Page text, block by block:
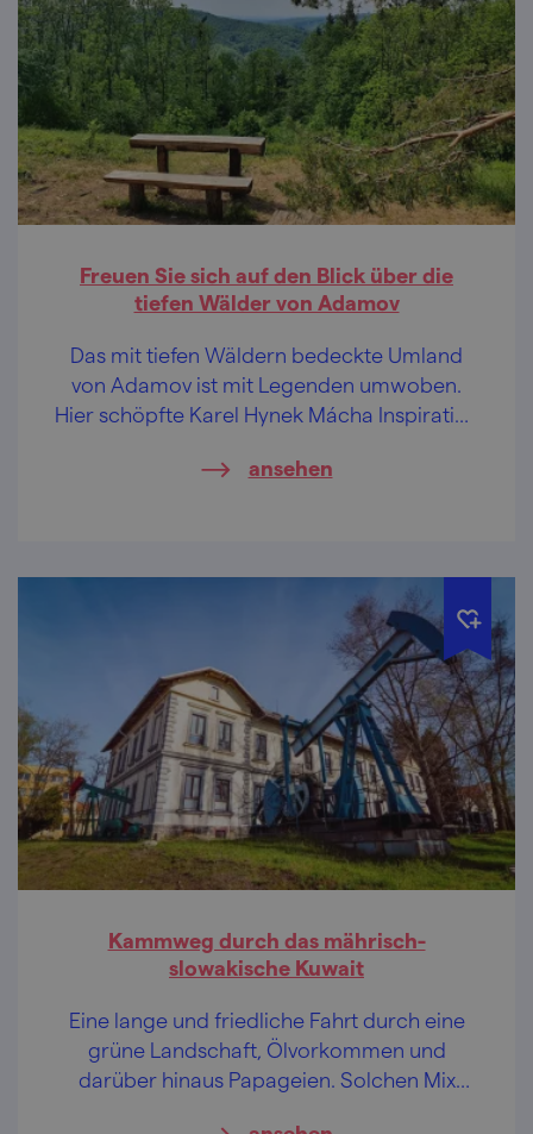
Freuen Sie sich auf den Blick über die
tiefen Wälder von Adamov
Das mit tiefen Wäldern bedeckte Umland
von Adamov ist mit Legenden umwoben.
Hier schöpfte Karel Hynek Mácha Inspiration
seine Fußstapfen, lassen Sie frische Luft in
ansehen
Kammweg durch das mährisch-
slowakische Kuwait
Eine lange und friedliche Fahrt durch eine
grüne Landschaft, Ölvorkommen und
darüber hinaus Papageien. Solchen Mix